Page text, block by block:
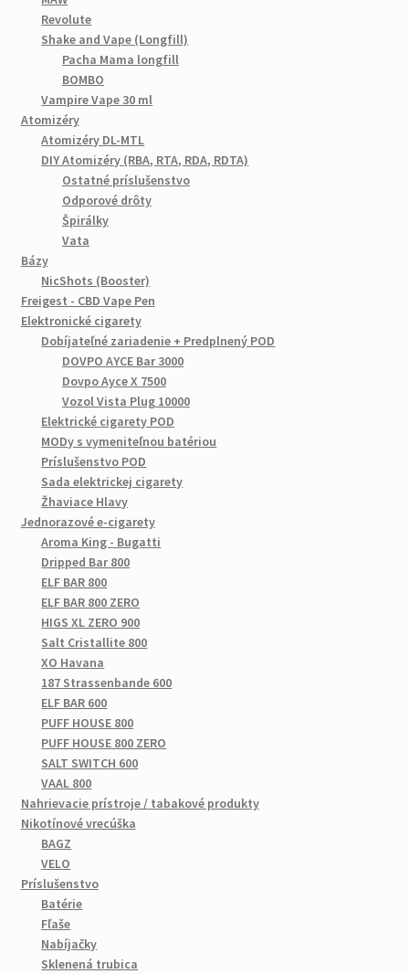
Revolute
Shake and Vape (Longfill)
Pacha Mama longfill
BOMBO
Vampire Vape 30 ml
Atomizéry
Atomizéry DL-MTL
DIY Atomizéry (RBA, RTA, RDA, RDTA)
Ostatné príslušenstvo
Odporové drôty
Špirálky
Vata
Bázy
NicShots (Booster)
Freigest - CBD Vape Pen
Elektronické cigarety
Dobíjateľné zariadenie + Predplnený POD
DOVPO AYCE Bar 3000
Dovpo Ayce X 7500
Vozol Vista Plug 10000
Elektrické cigarety POD
MODy s vymeniteľnou batériou
Príslušenstvo POD
Sada elektrickej cigarety
Žhaviace Hlavy
Jednorazové e-cigarety
Aroma King - Bugatti
Dripped Bar 800
ELF BAR 800
ELF BAR 800 ZERO
HIGS XL ZERO 900
Salt Cristallite 800
XO Havana
187 Strassenbande 600
ELF BAR 600
PUFF HOUSE 800
PUFF HOUSE 800 ZERO
SALT SWITCH 600
VAAL 800
Nahrievacie prístroje / tabakové produkty
Nikotínové vrecúška
BAGZ
VELO
Príslušenstvo
Batérie
Fľaše
Nabíjačky
Sklenená trubica